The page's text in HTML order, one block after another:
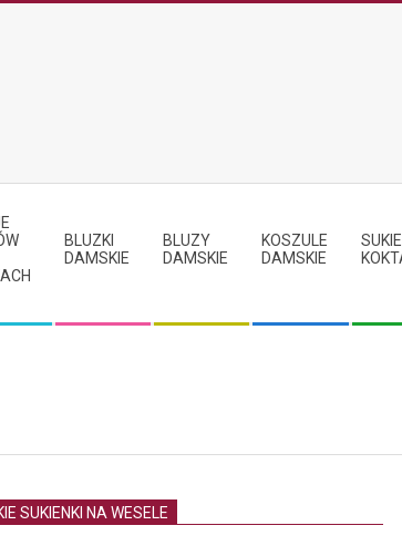
BLUZKI
DAMSKIE
BLUZY
DAMSKIE
KOSZULE
DAMSKIE
SUKIENKI NA WESELE